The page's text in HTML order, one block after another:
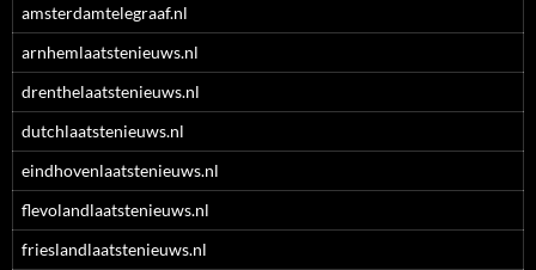
amsterdamtelegraaf.nl
arnhemlaatstenieuws.nl
drenthelaatstenieuws.nl
dutchlaatstenieuws.nl
eindhovenlaatstenieuws.nl
flevolandlaatstenieuws.nl
frieslandlaatstenieuws.nl